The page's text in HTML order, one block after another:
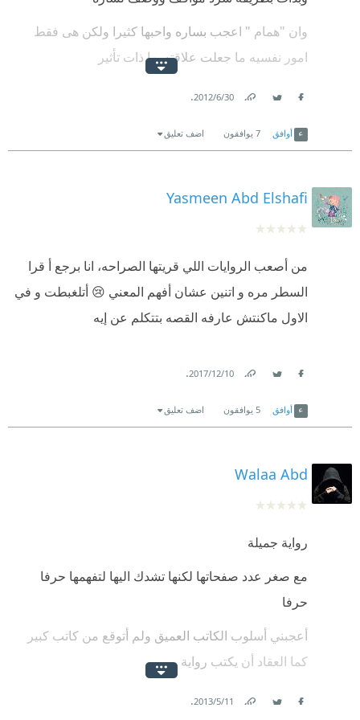
وان "همام " اعجب بساره واحبها كثيرا ولكن هى فقط
امور نفسيه ما جعلت علاقته بها ذات تأثير
احيانا بالاستمرار والانقطاع .... اتمنى ان اكمل تلك القصه
للقراءه ولخيالى ايضاً !!!!!
30‏/6‏/2012
.
أوافق 7 يوافقون اضف تعليق
Yasmeen Abd Elshafi
من أصعب الروايات اللي قريتها الصراحه، انا برجع أ قرا
السطر مره و اتنين عشان أفهم المعني 😢 أتلغبطت و في
الاول ماكنتش عارفه القصه بتتكلم عن إيه
10‏/12‏/2017
.
أوافق 5 يوافقون اضف تعليق
Walaa Abd
رواية جميلة
مع صغر عدد صفحاتها لكنها تشدك اليها لتفهمها حرفا
حرفا
أعجبني أسلوب الكاتب العميق ولم أتوقع من كاتب كبير
كما العقاد أن يكتب رواية
رأيت في الرواية نصائح رائعه ظاهرة وغير ظاهرة
11‏/5‏/2013
.